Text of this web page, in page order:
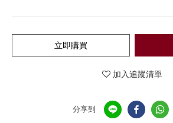
立即購買
加入追蹤清單
分享到